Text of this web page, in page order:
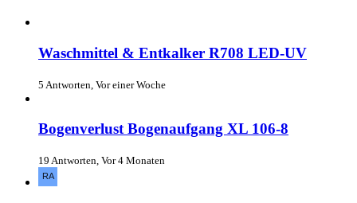
Waschmittel & Entkalker R708 LED-UV
5 Antworten, Vor einer Woche
Bogenverlust Bogenaufgang XL 106-8
19 Antworten, Vor 4 Monaten